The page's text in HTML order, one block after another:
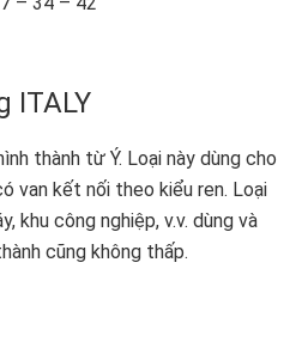
ITALY
thành từ Ý. Loại này dùng cho
van kết nối theo kiểu ren. Loại
khu công nghiệp, v.v. dùng và
cũng không thấp.